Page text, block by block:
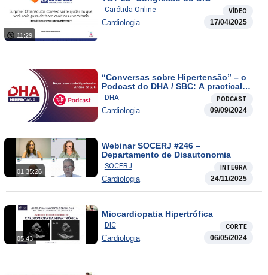
11:29
Carótida Online VÍDEO
Cardiologia 17/04/2025
“Conversas sobre Hipertensão” – o
Podcast do DHA / SBC: A practical
approach to assessment of non-ad
DHA PODCAST
Cardiologia 09/09/2024
01:35:26
Webinar SOCERJ #246 –
Departamento de Disautonomia
SOCERJ ÍNTEGRA
Cardiologia 24/11/2025
05:43
Miocardiopatia Hipertrófica
DIC CORTE
Cardiologia 06/05/2024